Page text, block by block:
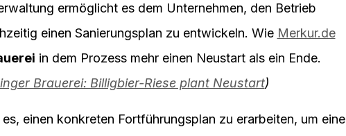
ermöglicht es dem Unternehmen, den Betrieb
einen Sanierungsplan zu entwickeln. Wie Merkur.de
in dem Prozess mehr einen Neustart als ein Ende.
Brauerei: Billigbier-Riese plant Neustart)
einen konkreten Fortführungsplan zu erarbeiten, um eine